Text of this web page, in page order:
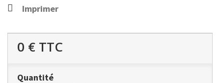
Imprimer
0 € TTC
Quantité